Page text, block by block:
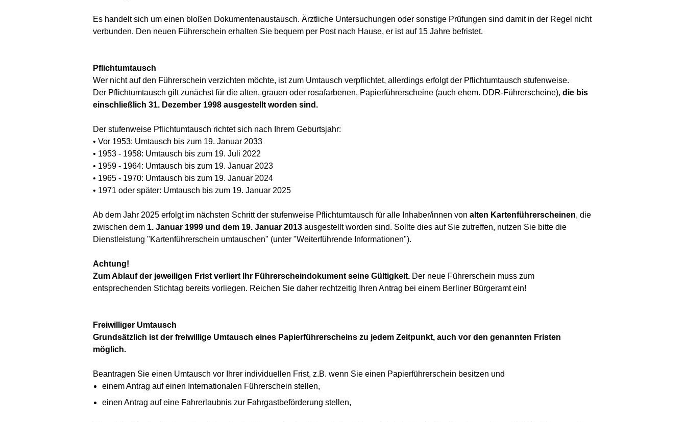
Es handelt sich um einen bloßen Dokumentenaustausch. Ärztliche Untersuchungen oder sonstige Prüfungen sind damit in der Regel nicht
verbunden. Den neuen Führerschein erhalten Sie bequem per Post nach Hause, er ist auf 15 Jahre befristet.
Pflichtumtausch
Wer nicht auf den Führerschein verzichten möchte, ist zum Umtausch verpflichtet, allerdings erfolgt der Pflichtumtausch stufenweise.
Der Pflichtumtausch gilt zunächst für die alten, grauen oder rosafarbenen, Papierführerscheine (auch ehem. DDR-Führerscheine), die bis
einschließlich 31. Dezember 1998 ausgestellt worden sind.
Der stufenweise Pflichtumtausch richtet sich nach Ihrem Geburtsjahr:
• Vor 1953: Umtausch bis zum 19. Januar 2033
• 1953 - 1958: Umtausch bis zum 19. Juli 2022
• 1959 - 1964: Umtausch bis zum 19. Januar 2023
• 1965 - 1970: Umtausch bis zum 19. Januar 2024
• 1971 oder später: Umtausch bis zum 19. Januar 2025
Ab dem Jahr 2025 erfolgt im nächsten Schritt der stufenweise Pflichtumtausch für alle Inhaber/innen von alten Kartenführerscheinen, die
zwischen dem 1. Januar 1999 und dem 19. Januar 2013 ausgestellt worden sind. Sollte dies auf Sie zutreffen, nutzen Sie bitte die
Dienstleistung "Kartenführerschein umtauschen" (unter "Weiterführende Informationen").
Achtung!
Zum Ablauf der jeweiligen Frist verliert Ihr Führerscheindokument seine Gültigkeit. Der neue Führerschein muss zum
entsprechenden Stichtag bereits vorliegen. Reichen Sie daher rechtzeitig Ihren Antrag bei einem Berliner Bürgeramt ein!
Freiwilliger Umtausch
Grundsätzlich ist der freiwillige Umtausch eines Papierführerscheins zu jedem Zeitpunkt, auch vor den genannten Fristen
möglich.
Beantragen Sie einen Umtausch vor Ihrer individuellen Frist, z.B. wenn Sie einen Papierführerschein besitzen und
einem Antrag auf einen Internationalen Führerschein stellen,
einen Antrag auf eine Fahrerlaubnis zur Fahrgastbeförderung stellen,